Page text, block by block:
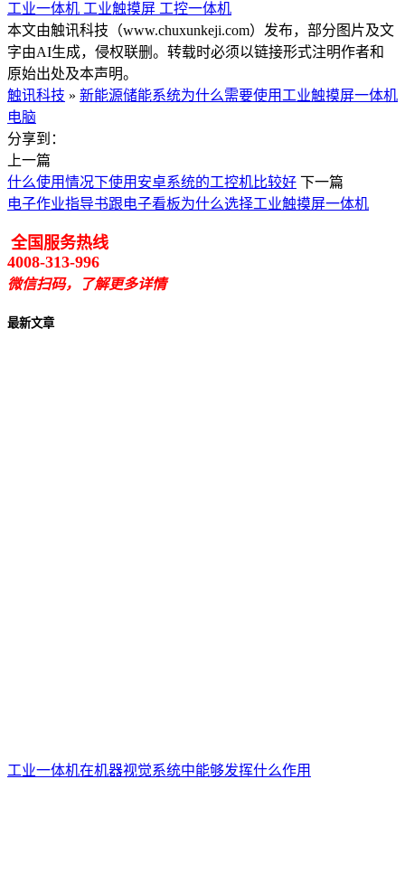
工业一体机 工业触摸屏 工控一体机
本文由触讯科技（www.chuxunkeji.com）发布，部分图片及文
字由AI生成，侵权联删。转载时必须以链接形式注明作者和
原始出处及本声明。
触讯科技 » 新能源储能系统为什么需要使用工业触摸屏一体机
电脑
分享到：
上一篇
什么使用情况下使用安卓系统的工控机比较好 下一篇
电子作业指导书跟电子看板为什么选择工业触摸屏一体机
全国服务热线
4008-313-996
微信扫码，了解更多详情
最新文章
工业一体机在机器视觉系统中能够发挥什么作用